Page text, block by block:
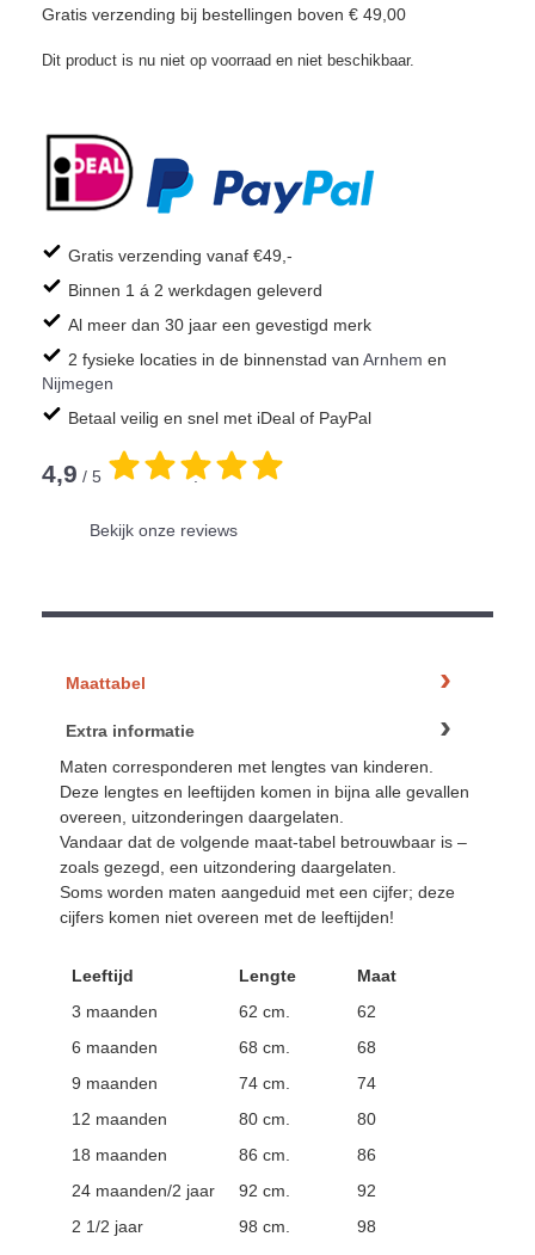
Gratis verzending bij bestellingen boven € 49,00
Dit product is nu niet op voorraad en niet beschikbaar.
Gratis verzending vanaf €49,-
Binnen 1 á 2 werkdagen geleverd
Al meer dan 30 jaar een gevestigd merk
2 fysieke locaties in de binnenstad van Arnhem en
Nijmegen
Betaal veilig en snel met iDeal of PayPal
4,9 / 5 .
Bekijk onze reviews
Maattabel
Extra informatie
Maten corresponderen met lengtes van kinderen.
Deze lengtes en leeftijden komen in bijna alle gevallen
overeen, uitzonderingen daargelaten.
Vandaar dat de volgende maat-tabel betrouwbaar is –
zoals gezegd, een uitzondering daargelaten.
Soms worden maten aangeduid met een cijfer; deze
cijfers komen niet overeen met de leeftijden!
Leeftijd Lengte
Maat
3 maanden
62 cm.
62
6 maanden
68 cm.
68
9 maanden
74 cm.
74
12 maanden
80 cm.
80
18 maanden
86 cm.
86
24 maanden/2 jaar
92 cm.
92
2 1/2 jaar
98 cm.
98